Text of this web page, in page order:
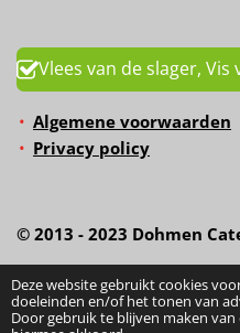
Deze website gebruikt cookies
doeleinden en/of het tonen van
Door gebruik te blijven maken van
Vlees van de slager, Vis
Algemene voorwaarden
Privacy policy
© 2013 - 2023 Dohmen